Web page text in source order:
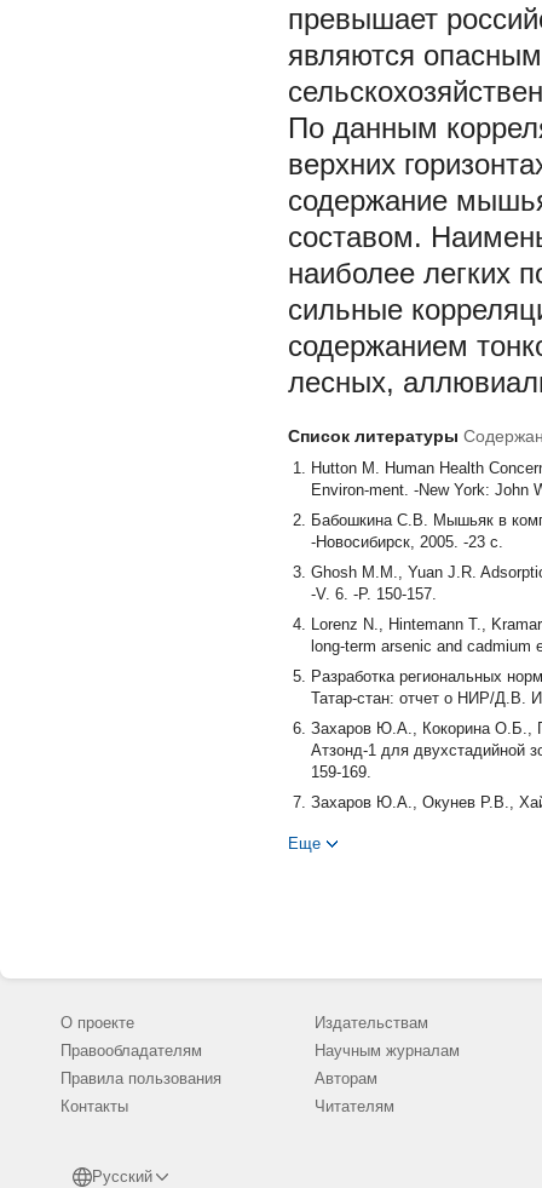
превышает
являются
По данным
верхних
содержание
составом.
наиболее легких
сильные
содержанием
лесных,
Список литературы
Hutton M. Human Health
Environ-ment. -New York: John
Бабошкина С.В. Мышьяк в
-Новосибирск, 2005. -23 с.
Ghosh M.M., Yuan J.R.
-V. 6. -P. 150-157.
Lorenz N., Hintemann T.,
long-term arsenic and cadmium
Разработка региональных
Татар-стан: отчет о НИР/Д.В.
Захаров Ю.А., Кокорина О.Б.,
Атзонд-1 для двухстадийной
159-169.
Захаров Ю.А., Окунев Р.В.,
материа-лов. -2014. -Т. 80. -№
Еще
О проекте
Правообладателям
Правила пользования
Контакты
Русский
Издательствам
Научным журналам
Авторам
Читателям